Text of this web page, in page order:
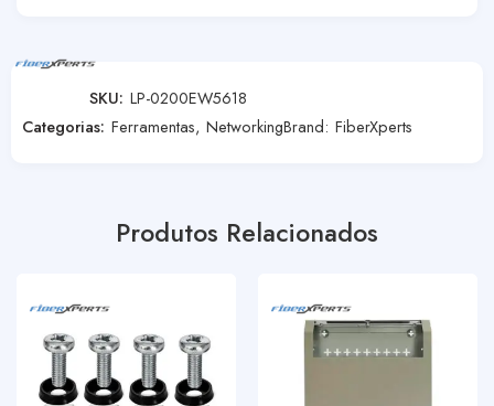
SKU: LP-0200EW5618
Categorias: Ferramentas, NetworkingBrand: FiberXperts
Produtos Relacionados